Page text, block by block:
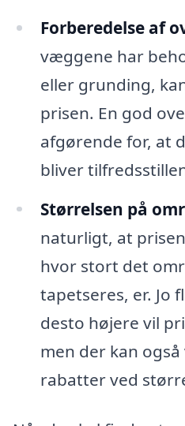
Forberedelse af
væggene har
eller grunding,
prisen. En god
afgørende for, at
bliver
Størrelsen på
naturligt, at
hvor stort det
tapetseres, er. Jo
desto højere vil
men der kan
rabatter ved